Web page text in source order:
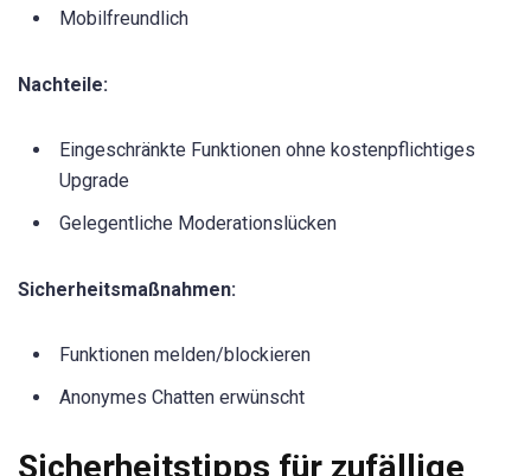
Mobilfreundlich
Nachteile:
Eingeschränkte Funktionen ohne kostenpflichtiges
Upgrade
Gelegentliche Moderationslücken
Sicherheitsmaßnahmen:
Funktionen melden/blockieren
Anonymes Chatten erwünscht
Sicherheitstipps für zufällige